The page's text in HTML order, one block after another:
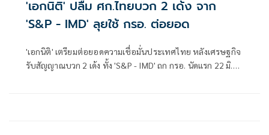
'เอกนิติ' ปลื้ม ศก.ไทยบวก 2 เด้ง จาก
'S&P - IMD' ลุยใช้ กรอ. ต่อยอด
'เอกนิติ' เตรียมต่อยอดความเชื่อมั่นประเทศไทย หลังเศรษฐกิจ
รับสัญญาณบวก 2 เด้ง ทั้ง 'S&P - IMD' ถก กรอ. นัดแรก 22 มิ.ย.